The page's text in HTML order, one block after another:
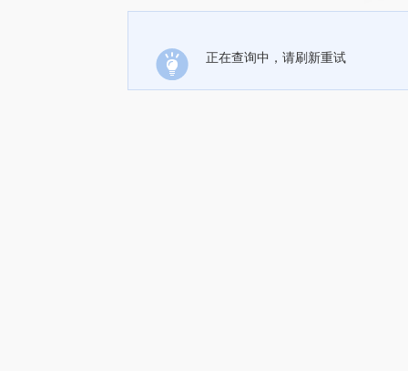
正在查询中，请刷新重试